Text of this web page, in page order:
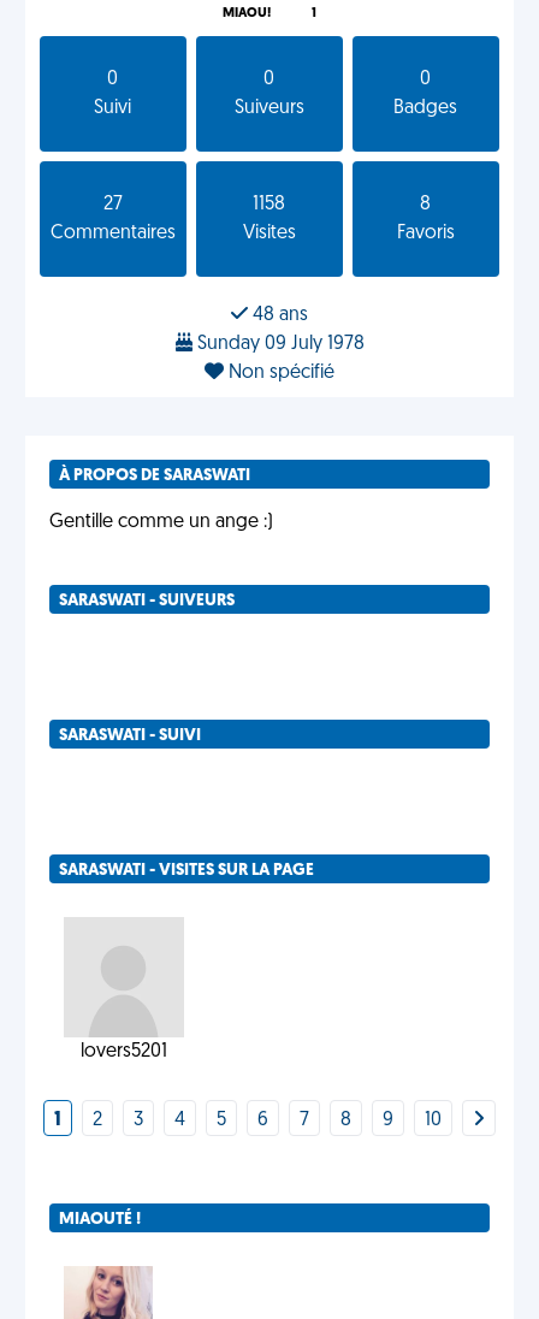
MIAOU! 1
0
Suivi
0
Suiveurs
0
Badges
27
Commentaires
1158
Visites
8
Favoris
48 ans
Sunday 09 July 1978
Non spécifié
À PROPOS DE SARASWATI
Gentille comme un ange :)
SARASWATI - SUIVEURS
SARASWATI - SUIVI
SARASWATI - VISITES SUR LA PAGE
lovers5201
1 2 3 4 5 6 7 8 9 10
MIAOUTÉ !